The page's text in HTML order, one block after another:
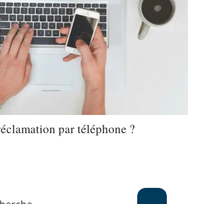
par téléphone ?